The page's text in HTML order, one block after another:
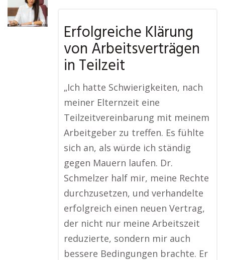
Erfolgreiche Klärung
von Arbeitsverträgen
in Teilzeit
„Ich hatte Schwierigkeiten, nach
meiner Elternzeit eine
Teilzeitvereinbarung mit meinem
Arbeitgeber zu treffen. Es fühlte
sich an, als würde ich ständig
gegen Mauern laufen. Dr.
Schmelzer half mir, meine Rechte
durchzusetzen, und verhandelte
erfolgreich einen neuen Vertrag,
der nicht nur meine Arbeitszeit
reduzierte, sondern mir auch
bessere Bedingungen brachte. Er